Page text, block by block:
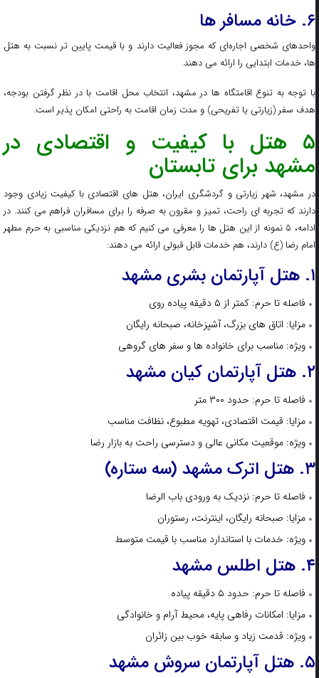
۶. خانه‌ مسافر ها
واحدهای شخصی اجاره‌ای که مجوز فعالیت دارند و با قیمت پایین‌ تر نسبت به هتل‌
ها، خدمات ابتدایی را ارائه می‌ دهند.
با توجه به تنوع اقامتگاه‌ ها در مشهد، انتخاب محل اقامت با در نظر گرفتن بودجه،
هدف سفر (زیارتی یا تفریحی) و مدت زمان اقامت به راحتی امکان‌ پذیر است.
۵ هتل با کیفیت و اقتصادی در
مشهد برای تابستان
در مشهد، شهر زیارتی و گردشگری ایران، هتل‌ های اقتصادی با کیفیت زیادی وجود
دارند که تجربه‌ ای راحت، تمیز و مقرون‌ به‌ صرفه را برای مسافران فراهم می‌ کنند. در
ادامه، ۵ نمونه از این هتل‌ ها را معرفی می‌ کنیم که هم نزدیکی مناسبی به حرم مطهر
امام رضا (ع) دارند، هم خدمات قابل قبولی ارائه می‌ دهند:
۱. هتل آپارتمان بشری مشهد
فاصله تا حرم: کمتر از ۵ دقیقه پیاده‌ روی
مزایا: اتاق‌ های بزرگ، آشپزخانه، صبحانه رایگان
ویژه: مناسب برای خانواده‌ ها و سفر های گروهی
۲. هتل آپارتمان کیان مشهد
فاصله تا حرم: حدود ۳۰۰ متر
مزایا: قیمت اقتصادی، تهویه مطبوع، نظافت مناسب
ویژه: موقعیت مکانی عالی و دسترسی راحت به بازار رضا
۳. هتل اترک مشهد (سه ستاره)
فاصله تا حرم: نزدیک به ورودی باب‌ الرضا
مزایا: صبحانه رایگان، اینترنت، رستوران
ویژه: خدمات با استاندارد مناسب با قیمت متوسط
۴. هتل اطلس مشهد
فاصله تا حرم: حدود ۵ دقیقه پیاده
مزایا: امکانات رفاهی پایه، محیط آرام و خانوادگی
ویژه: قدمت زیاد و سابقه خوب بین زائران
۵. هتل آپارتمان سروش مشهد